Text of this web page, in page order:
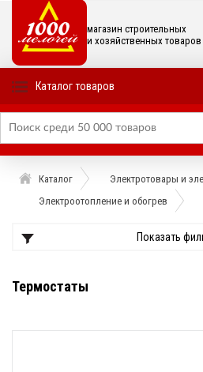
магазин строительных
и хозяйственных товаров
Каталог товаров
Каталог
Электротовары и
Электроотопление и обогрев
Показать
Термостаты